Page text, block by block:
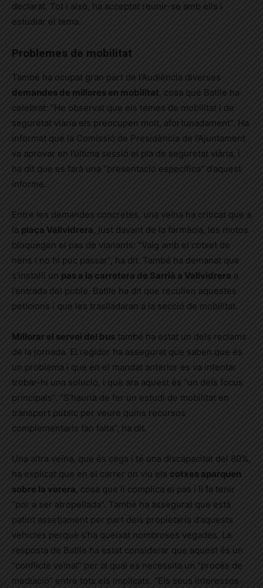
declarat. Tot i això, ha acceptat reunir-se amb ells i
estudiar el tema.
Problemes de mobilitat
També ha ocupat gran part de l’Audiència diverses
demandes de millores en mobilitat , cosa que Batlle ha
celebrat: “He observat que els temes de mobilitat i de
seguretat viària els preocupen molt, afortunadament”. Ha
informat que la Comissió de Presidència de l’Ajuntament
va aprovar en l’última sessió el pla de seguretat viària, i
ha dit que es farà una “presentació específica” d’aquest
informe.
Entre les demandes concretes, una veïna ha criticat que a
la plaça Vallvidrera, just davant de la farmàcia, les motos
bloquegen el pas de vianants: “Vaig amb el cotxet de
nens i no hi puc passar”, ha dit. També ha demanat que
s’instal·li un pas a la carretera de Sarrià a Vallvidrera a
l’entrada del poble. Batlle ha dit que recullen aquestes
peticions i que les traslladaran a la secció de mobilitat.
Millorar el servei del bus també ha estat un dels reclams
de la jornada. El regidor ha assegurat que saben que és
un problema i que en el mandat anterior es va intentar
trobar-hi una solució, i que ara aquest és “un dels focus
principals”. “S’hauria de fer un estudi de mobilitat en
transport públic per veure quins recursos
complementaris fan falta”, ha dit.
Una altra veïna, que és cega i té una discapacitat del 80%,
ha explicat que en el carrer on viu els cotxes aparquen
sobre la vorera, cosa que li complica el pas i li fa tenir
“por a ser atropellada”. També ha assegurat que està
patint assetjament per part dels propietaris d’aquests
vehicles perquè s’ha queixat nombroses vegades. La
resposta de Batlle ha estat considerar que aquest és un
“conflicte veïnal” per al qual es necessita un “procés de
mediació” entre tots els implicats. “Els seus interessos